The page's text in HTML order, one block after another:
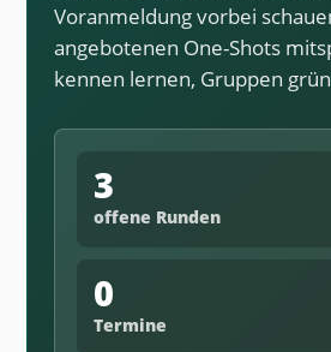
Voranmeldung vorbei
angebotenen One-Shots
kennen lernen, Gruppen
3
offene Runden
0
Termine